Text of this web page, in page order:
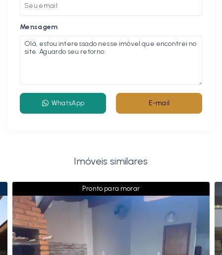
Mensagem
WhatsApp E-mail
Imóveis similares
Pronto para morar